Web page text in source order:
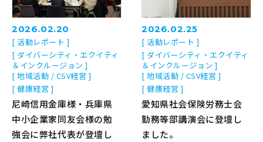
2026.02.20
[ 活動レポート ]
[ ダイバーシティ・エクイティ
＆インクルージョン ]
[ 地域活動 / CSV経営 ]
[ 健康経営 ]
尼崎信用金庫様・兵庫県
中小企業家同友会様の勉
強会に弊社代表が登壇し
2026.02.25
[ 活動レポート ]
[ ダイバーシティ・エクイティ
＆インクルージョン ]
[ 地域活動 / CSV経営 ]
[ 健康経営 ]
愛知県社会保険労務士会
勤務等部講演会に登壇し
ました。